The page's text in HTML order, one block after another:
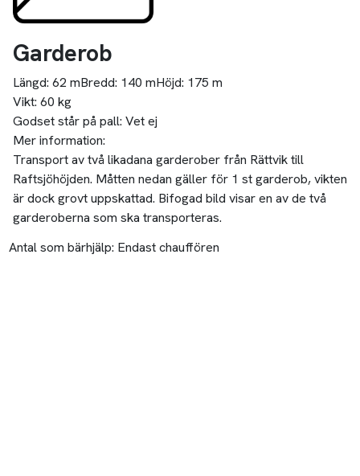
Garderob
Längd: 62 mBredd: 140 mHöjd: 175 m
Vikt: 60 kg
Godset står på pall: Vet ej
Mer information:
Transport av två likadana garderober från Rättvik till
Raftsjöhöjden. Måtten nedan gäller för 1 st garderob, vikten
är dock grovt uppskattad. Bifogad bild visar en av de två
garderoberna som ska transporteras.
Antal som bärhjälp: Endast chauffören